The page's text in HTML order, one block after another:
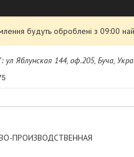
будуть оброблені з 09:00
144, оф.205, Буча,
ПРОИЗВОДСТВЕННАЯ